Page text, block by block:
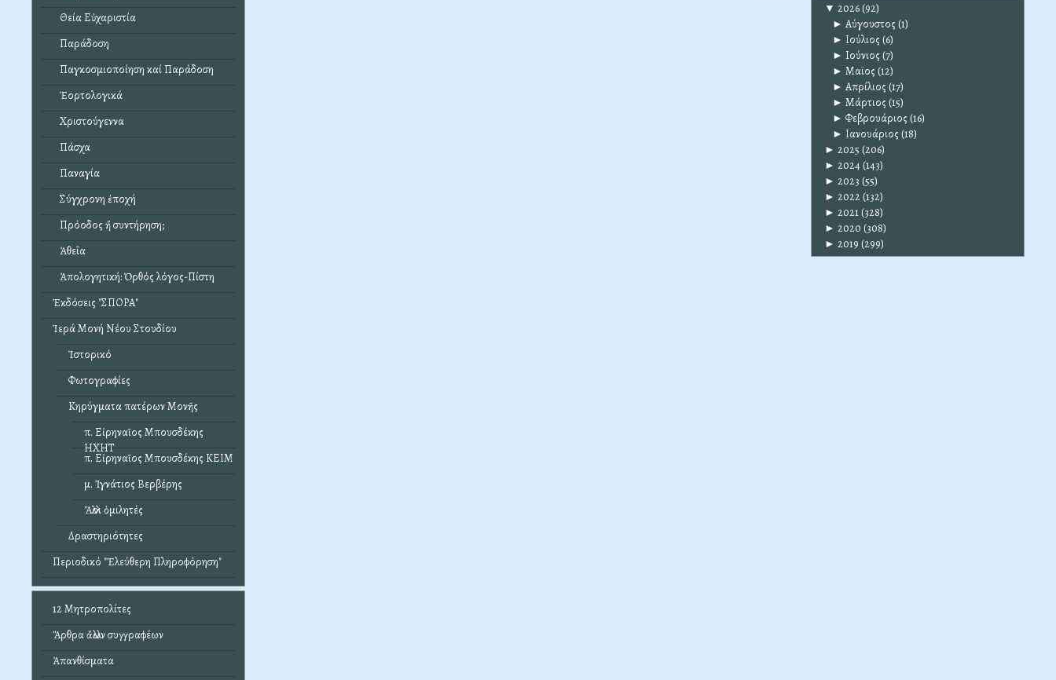
Θεία Εὐχαριστία
Παράδοση
Παγκοσμιοποίηση καί Παράδοση
Ἑορτολογικά
Χριστούγεννα
Πάσχα
Παναγία
Σύγχρονη ἐποχή
Πρόοδος ἤ συντήρηση;
Ἀθεΐα
Ἀπολογητική: Ὀρθός λόγος-Πίστη
Ἐκδόσεις "ΣΠΟΡΑ"
Ἱερά Μονή Νέου Στουδίου
Ἱστορικό
Φωτογραφίες
Κηρύγματα πατέρων Μονῆς
π. Εἰρηναῖος Μπουσδέκης
ΗΧΗΤ
π. Εἰρηναῖος Μπουσδέκης ΚΕΙΜ
μ. Ἰγνάτιος Βερβέρης
Ἄλλοι ὁμιλητές
Δραστηριότητες
Περιοδικό "Ἐλεύθερη Πληροφόρηση"
12 Μητροπολίτες
Ἄρθρα ἄλλων συγγραφέων
Ἀπανθίσματα
▼ 2026(92)
► Αύγουστος (1)
► Ιούλιος (6)
► Ιούνιος (7)
► Μαϊος (12)
► Απρίλιος (17)
► Μάρτιος (15)
► Φεβρουάριος (16)
► Ιανουάριος (18)
► 2025 (206)
► 2024(143)
► 2023 (55)
► 2022(132)
► 2021(328)
► 2020 (308)
► 2019 (299)